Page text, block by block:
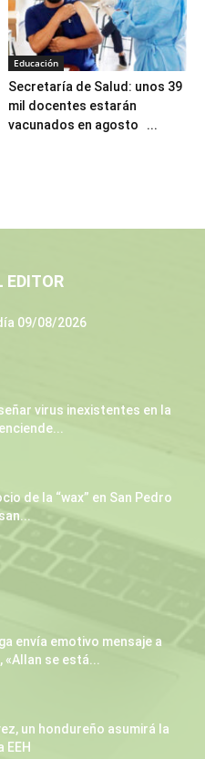
Educación
Secretaría de Salud: unos 39
mil docentes estarán
vacunados en agosto ...
EDITOR
09/08/2026
virus inexistentes en la
de la “wax” en San Pedro
envía emotivo mensaje a
«Allan se está...
un hondureño asumirá la
EEH